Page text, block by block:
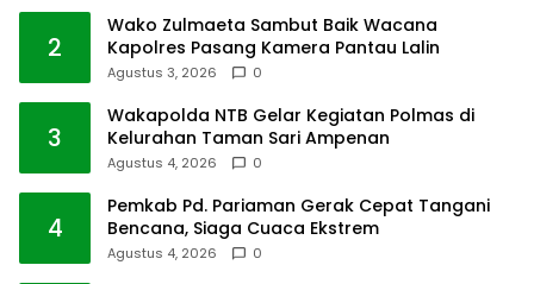
2
Wako Zulmaeta Sambut Baik Wacana
Kapolres Pasang Kamera Pantau Lalin
Agustus 3, 2026 0
3
Wakapolda NTB Gelar Kegiatan Polmas di
Kelurahan Taman Sari Ampenan
Agustus 4, 2026 0
4
Pemkab Pd. Pariaman Gerak Cepat Tangani
Bencana, Siaga Cuaca Ekstrem
Agustus 4, 2026 0